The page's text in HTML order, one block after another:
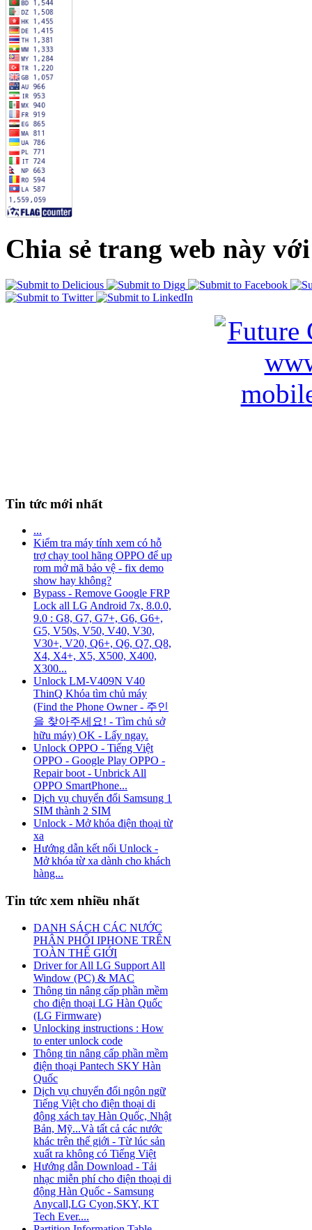
Chia sẻ trang web này
Tin tức mới nhất
...
Kiểm tra máy tính xem có hỗ
trợ chạy tool hãng OPPO để up
rom mở mã bảo vệ - fix demo
show hay không?
Bypass - Remove Google FRP
Lock all LG Android 7x, 8.0.0,
9.0 : G8, G7, G7+, G6, G6+,
G5, V50s, V50, V40, V30,
V30+, V20, Q6+, Q6, Q7, Q8,
X4, X4+, X5, X500, X400,
X300...
Unlock LM-V409N V40
ThinQ Khóa tìm chủ máy
(Find the Phone Owner - 주인
을 찾아주세요! - Tìm chủ sở
hữu máy) OK - Lấy ngay.
Unlock OPPO - Tiếng Việt
OPPO - Google Play OPPO -
Repair boot - Unbrick All
OPPO SmartPhone...
Dịch vụ chuyển đổi Samsung 1
SIM thành 2 SIM
Unlock - Mở khóa điện thoại từ
xa
Hướng dẫn kết nối Unlock -
Mở khóa từ xa dành cho khách
hàng...
Tin tức xem nhiều nhất
DANH SÁCH CÁC NƯỚC
PHÂN PHỐI IPHONE TRÊN
TOÀN THẾ GIỚI
Driver for All LG Support All
Window (PC) & MAC
Thông tin nâng cấp phần mềm
cho điện thoại LG Hàn Quốc
(LG Firmware)
Unlocking instructions : How
to enter unlock code
Thông tin nâng cấp phần mềm
điện thoại Pantech SKY Hàn
Quốc
Dịch vụ chuyển đổi ngôn ngữ
Tiếng Việt cho điện thoại di
động xách tay Hàn Quốc, Nhật
Bản, Mỹ...Và tất cả các nước
khác trên thế giới - Từ lúc sản
xuất ra không có Tiếng Việt
Hướng dẫn Download - Tải
nhạc miễn phí cho điện thoại di
động Hàn Quốc - Samsung
Anycall,LG Cyon,SKY, KT
Tech Ever....